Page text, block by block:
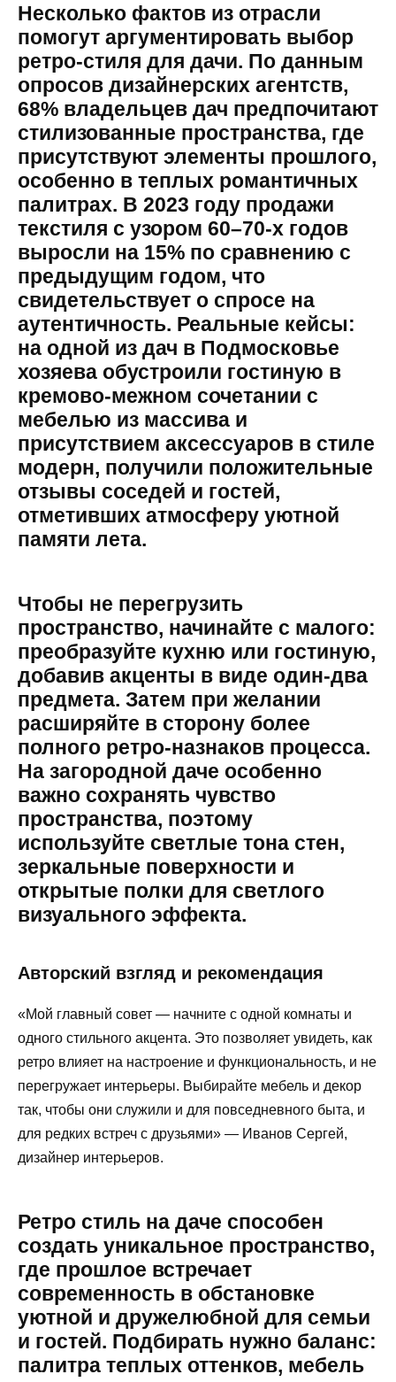
Несколько фактов из отрасли
помогут аргументировать выбор
ретро-стиля для дачи. По данным
опросов дизайнерских агентств,
68% владельцев дач предпочитают
стилизованные пространства, где
присутствуют элементы прошлого,
особенно в теплых романтичных
палитрах. В 2023 году продажи
текстиля с узором 60–70-х годов
выросли на 15% по сравнению с
предыдущим годом, что
свидетельствует о спросе на
аутентичность. Реальные кейсы:
на одной из дач в Подмосковье
хозяева обустроили гостиную в
кремово-межном сочетании с
мебелью из массива и
присутствием аксессуаров в стиле
модерн, получили положительные
отзывы соседей и гостей,
отметивших атмосферу уютной
памяти лета.
Чтобы не перегрузить
пространство, начинайте с малого:
преобразуйте кухню или гостиную,
добавив акценты в виде один-два
предмета. Затем при желании
расширяйте в сторону более
полного ретро-назнаков процесса.
На загородной даче особенно
важно сохранять чувство
пространства, поэтому
используйте светлые тона стен,
зеркальные поверхности и
открытые полки для светлого
визуального эффекта.
Авторский взгляд и рекомендация
«Мой главный совет — начните с одной комнаты и
одного стильного акцента. Это позволяет увидеть, как
ретро влияет на настроение и функциональность, и не
перегружает интерьеры. Выбирайте мебель и декор
так, чтобы они служили и для повседневного быта, и
для редких встреч с друзьями» — Иванов Сергей,
дизайнер интерьеров.
Ретро стиль на даче способен
создать уникальное пространство,
где прошлое встречает
современность в обстановке
уютной и дружелюбной для семьи
и гостей. Подбирать нужно баланс:
палитра теплых оттенков, мебель